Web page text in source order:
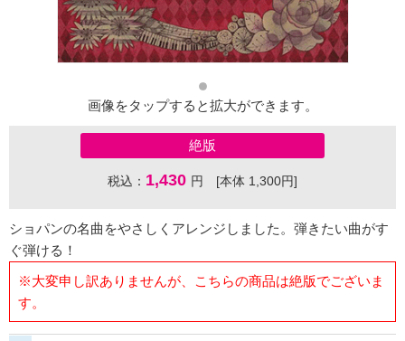
画像をタップすると拡大ができます。
絶版
税込： 1,430 円 [本体 1,300円]
ショパンの名曲をやさしくアレンジしました。弾きたい曲がす
ぐ弾ける！
※大変申し訳ありませんが、こちらの商品は絶版でございま
す。